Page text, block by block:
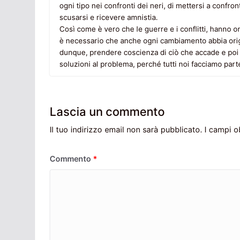
ogni tipo nei confronti dei neri, di mettersi a
scusarsi e ricevere amnistia.
Così come è vero che le guerre e i conflitti, hanno
è necessario che anche ogni cambiamento abbia
dunque, prendere coscienza di ciò che accade e
soluzioni al problema, perché tutti noi facciamo
Lascia un commento
Il tuo indirizzo email non sarà pubblicato. I campi
Commento *